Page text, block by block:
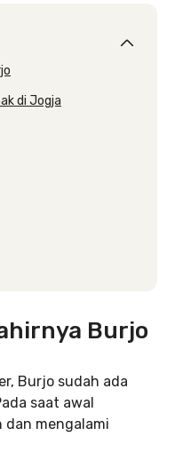
di Jogja
Burjo
Burjo sudah ada
saat awal
dan mengalami